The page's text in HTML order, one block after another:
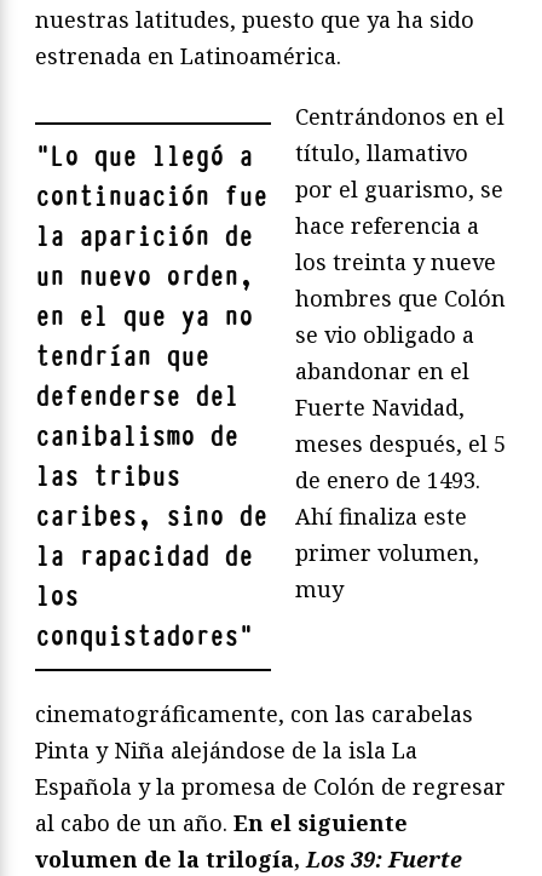
nuestras latitudes, puesto que ya ha sido
estrenada en Latinoamérica.
"Lo que llegó a
continuación fue
la aparición de
un nuevo orden,
en el que ya no
tendrían que
defenderse del
canibalismo de
las tribus
caribes, sino de
la rapacidad de
los
conquistadores"
Centrándonos en el
título, llamativo
por el guarismo, se
hace referencia a
los treinta y nueve
hombres que Colón
se vio obligado a
abandonar en el
Fuerte Navidad,
meses después, el 5
de enero de 1493.
Ahí finaliza este
primer volumen,
muy
cinematográficamente, con las carabelas
Pinta y Niña alejándose de la isla La
Española y la promesa de Colón de regresar
al cabo de un año. En el siguiente
volumen de la trilogía,Los 39: Fuerte